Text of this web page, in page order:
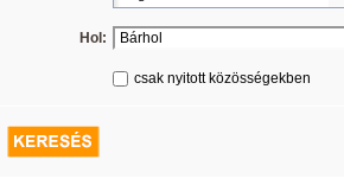
Hol:
csak nyitott közösségekben